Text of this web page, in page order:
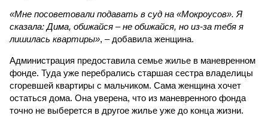
«Мне посоветовали подавать в суд на «Мокроусов». Я
сказала: Дима, обижайся – не обижайся, но из-за тебя я
лишилась квартиры», – добавила женщина.
Администрация предоставила семье жилье в маневренном
фонде. Туда уже перебрались старшая сестра владелицы
сгоревшей квартиры с мальчиком. Сама женщина хочет
остаться дома. Она уверена, что из маневренного фонда
точно не выберется в другое жилье уже до конца жизни.